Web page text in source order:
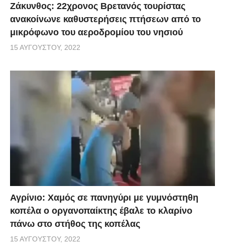
Ζάκυνθος: 22χρονος Βρετανός τουρίστας
ανακοίνωνε καθυστερήσεις πτήσεων από το
μικρόφωνο του αεροδρομίου του νησιού
15 ΑΥΓΟΎΣΤΟΥ, 2022
Αγρίνιο: Χαμός σε πανηγύρι με γυμνόστηθη
κοπέλα ο οργανοπαίκτης έβαλε το κλαρίνο
πάνω στο στήθος της κοπέλας
15 ΑΥΓΟΎΣΤΟΥ, 2022